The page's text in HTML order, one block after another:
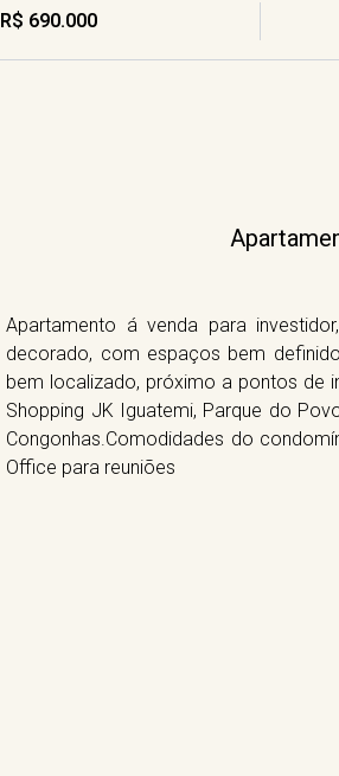
R$ 690.000
Apartamento á venda para
decorado, com espaços bem
bem localizado, próximo a pontos de
Shopping JK Iguatemi, Parque do
Congonhas.Comodidades do
Office para reuniões